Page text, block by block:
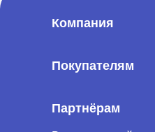
Компания
Покупателям
Партнёрам